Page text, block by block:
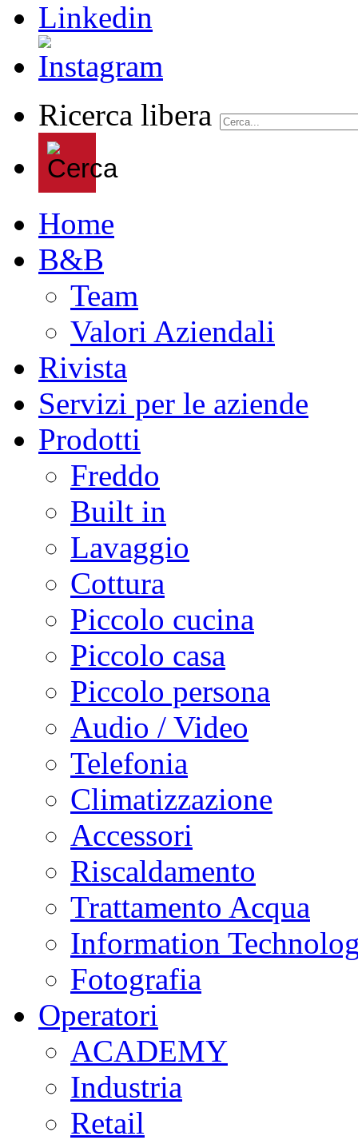
Ricerca libera
Home
B&B
Team
Valori Aziendali
Rivista
Servizi per le aziende
Prodotti
Freddo
Built in
Lavaggio
Cottura
Piccolo cucina
Piccolo casa
Piccolo persona
Audio / Video
Telefonia
Climatizzazione
Accessori
Riscaldamento
Trattamento Acqua
Information
Fotografia
Operatori
ACADEMY
Industria
Retail